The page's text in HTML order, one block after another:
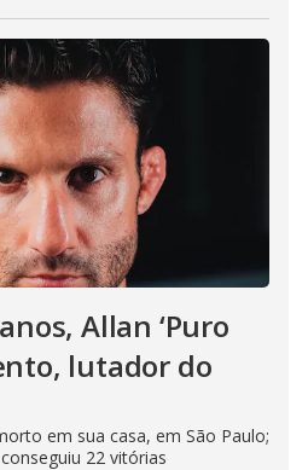
Allan ‘Puro
lutador do
em sua casa, em São Paulo;
22 vitórias